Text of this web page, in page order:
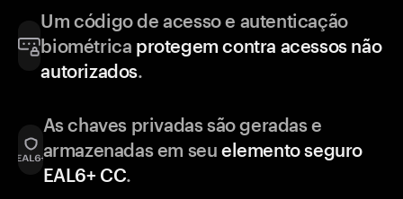
Um código de acesso e autenticação
biométrica protegem contra acessos não
autorizados.
As chaves privadas são geradas e
armazenadas em seu elemento seguro
EAL6+ CC.